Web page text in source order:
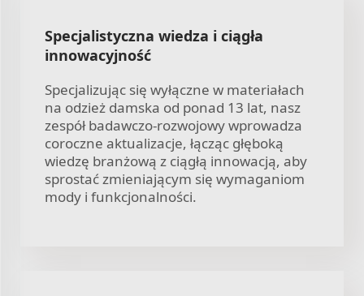
Specjalistyczna wiedza i ciągła
innowacyjność
Specjalizując się wyłączne w materiałach
na odzież damska od ponad 13 lat, nasz
zespół badawczo-rozwojowy wprowadza
coroczne aktualizacje, łącząc głęboką
wiedzę branżową z ciągłą innowacją, aby
sprostać zmieniającym się wymaganiom
mody i funkcjonalności.